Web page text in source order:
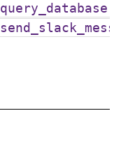
query_database